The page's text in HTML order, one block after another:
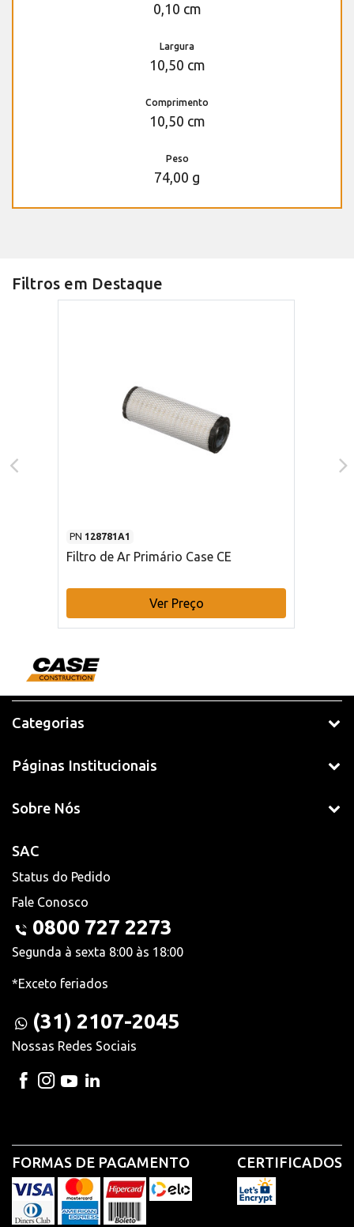
0,10 cm
Largura
10,50 cm
Comprimento
10,50 cm
Peso
74,00 g
Filtros em Destaque
PN 128781A1
Filtro de Ar Primário Case CE
Ver Preço
Categorias
Páginas Institucionais
Sobre Nós
SAC
Status do Pedido
Fale Conosco
0800 727 2273
Segunda à sexta 8:00 às 18:00
*Exceto feriados
(31) 2107-2045
Nossas Redes Sociais
FORMAS DE PAGAMENTO CERTIFICADOS